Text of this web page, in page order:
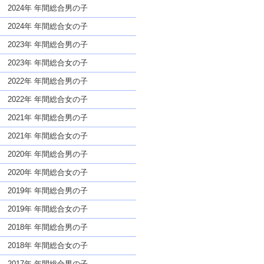
名前であっても奇抜すぎない
2024年 年間総合男の子
2024年 年間総合女の子
2023年 年間総合男の子
2023年 年間総合女の子
2022年 年間総合男の子
2022年 年間総合女の子
2021年 年間総合男の子
2021年 年間総合女の子
2020年 年間総合男の子
2020年 年間総合女の子
2019年 年間総合男の子
2019年 年間総合女の子
2018年 年間総合男の子
2018年 年間総合女の子